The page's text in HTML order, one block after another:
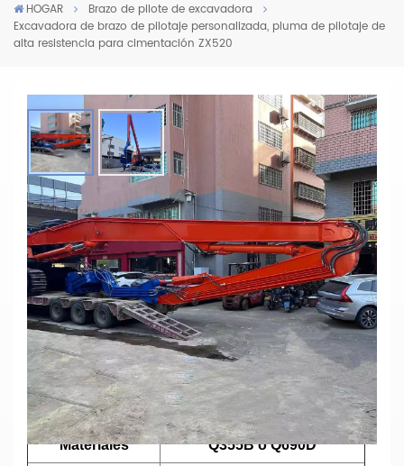
HOGAR
Brazo de pilote de excavadora
Excavadora de brazo de pilotaje personalizada, pluma de pilotaje de
alta resistencia para cimentación ZX520
Excavadora De Brazo De Pilotaje
Personalizada, Pluma De Pilotaje De
Alta Resistencia Para Cimentación
ZX520
Parámetros principales
Modelo N° ZX520
Tipo Excavadora de pilotes
Longitud Elegir
Materiales Q355B o Q690D